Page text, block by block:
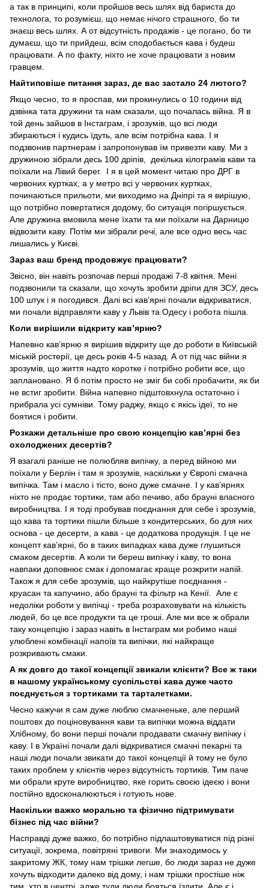
а так в принципі, коли пройшов весь шлях від бариста до
технолога, то розумієш, що немає нічого страшного, бо ти
знаєш весь шлях. А от відсутність продажів - це погано, бо ти
думаєш, що ти прийдеш, всім сподобається кава і будеш
працювати. А по факту, ніхто не хоче працювати з новим
гравцем.
Найтиповіше питання зараз, де вас застало 24 лютого?
Якщо чесно, то я проспав, ми прокинулись о 10 години від
дзвінка тата дружини та нам сказали, що почалась війна. Я в
той день зайшов в Інстаграм, і зрозумів, що всі люди
збираються і кудись їдуть, але всім потрібна кава. І я
подзвонив партнерам і запропонував їм привезти каву. Ми з
дружиною зібрали десь 100 дріпів, декілька кілограмів кави та
поїхали на Лівий берег. І я в цей момент читаю про ДРГ в
червоних куртках, а у метро всі у червоних куртках,
починаються прильоти, ми виходимо на Дніпрі та я вирішую,
що потрібно повертатися додому, бо ситуація погіршується.
Але дружина вмовила мене їхати та ми поїхали на Дарницю
відвозити каву. Потім ми зібрали речі, але все одно весь час
лишались у Києві.
Зараз ваш бренд продовжує працювати?
Звісно, він навіть розпочав перші продажі 7-8 квітня. Мені
подзвонили та сказали, що хочуть зробити дріпи для ЗСУ, десь
100 штук і я погодився. Далі всі кавʼярні почали відкриватися,
ми почали відправляти каву у Львів та Одесу і робота пішла.
Коли вирішили відкриту кавʼярню?
Напевно кавʼярню я вирішив відкриту ще до роботи в Київській
міській ростерії, це десь років 4-5 назад. А от під час війни я
зрозумів, що життя надто коротке і потрібно робити все, що
заплановано. Я б потім просто не зміг би собі пробачити, як би
не встиг зробити. Війна напевно підштовхнула остаточно і
прибрала усі сумніви. Тому раджу, якщо є якісь ідеї, то не
боятися і робити.
Розкажи детальніше про свою концепцію кавʼярні без
охолоджених десертів?
Я взагалі раніше не полюбляв випічку, а перед війною ми
поїхали у Берлін і там я зрозумів, наскільки у Європі смачна
випічка. Там і масло і тісто, воно дуже смачне. І у кавʼярнях
ніхто не продає тортики, там або печиво, або брауні власного
виробництва. І я тоді пробував поєднання для себе і зрозумів,
що кава та тортики пішли більше з кондитерських, бо для них
основа - це десерти, а кава - це додаткова продукція. І це не
концепт кавʼярні, бо в таких випадках кава дуже глушиться
смаком десертів. А коли ти береш випічку і каву, то вона
навпаки доповнює смак і допомагає краще розкрити напій.
Також я для себе зрозумів, що найкрутіше поєднання -
круасан та капучино, або брауні та фільтр на Кенії. Але є
недоліки роботи у випічці - треба розраховувати на кількість
людей, бо це все продукти та це гроші. Але ми все ж обрали
таку концепцію і зараз навіть в Інстаграм ми робимо наші
улюблені комбінації напоїв та випічки, які найкраще
розкривають смаки.
А як довго до такої концепції звикали клієнти? Все ж таки
в нашому українському суспільстві кава дуже часто
поєднується з тортиками та тарталетками.
Чесно кажучи я сам дуже люблю смачненьке, але перший
поштовх до поціновування кави та випічки можна віддати
Хлібному, бо вони перші почали продавати смачну випічку і
каву. І в Україні почали далі відкриватися смачні пекарні та
наші люди почали звикати до такої концепції й тому не було
таких проблем у клієнтів через відсутність тортиків. Тим паче
ми обрали круте виробництво, яке горить своєю ідеєю і вони
постійно вдосконалюються і готують нове.
Наскільки важко морально та фізично підтримувати
бізнес під час війни?
Насправді дуже важко, бо потрібно підлаштовуватися під різні
ситуації, зокрема, повітряні тривоги. Ми знаходимось у
закритому ЖК, тому нам трішки легше, бо люди зараз не дуже
хочуть відходити далеко від дому, і нам трішки простіше ніж